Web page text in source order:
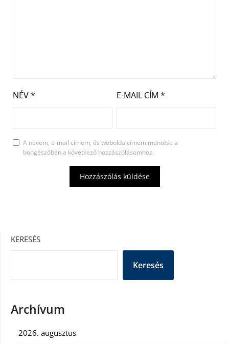
NÉV* E-MAIL CÍM *
A nevem, e-mail címem, és weboldalcímem mentése a
böngészőben a következő hozzászólásomhoz.
KERESÉS
Keresés
Archívum
2026. augusztus